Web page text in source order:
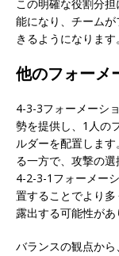
この明確な役割分
能になり、チーム
きるようになります。
他のフォーメ
4-3-3フォーメーシ
勢を提供し、1人の
ルダーを配置しま
る一方で、攻撃の選
4-2-3-1フォーメー
置することでより
露出する可能性があ
バランスの観点か